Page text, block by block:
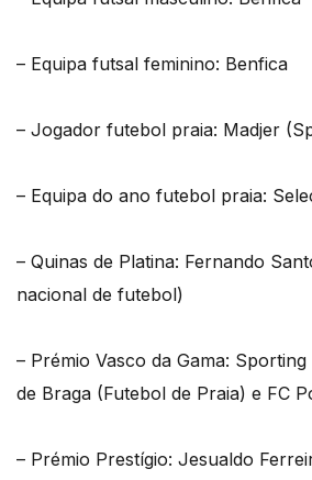
– Equipa futsal feminino: Benfica
– Jogador futebol praia: Madjer
– Equipa do ano futebol praia:
– Quinas de Platina: Fernando
nacional de futebol)
– Prémio Vasco da Gama:
de Braga (Futebol de Praia) e FC
– Prémio Prestígio: Jesualdo